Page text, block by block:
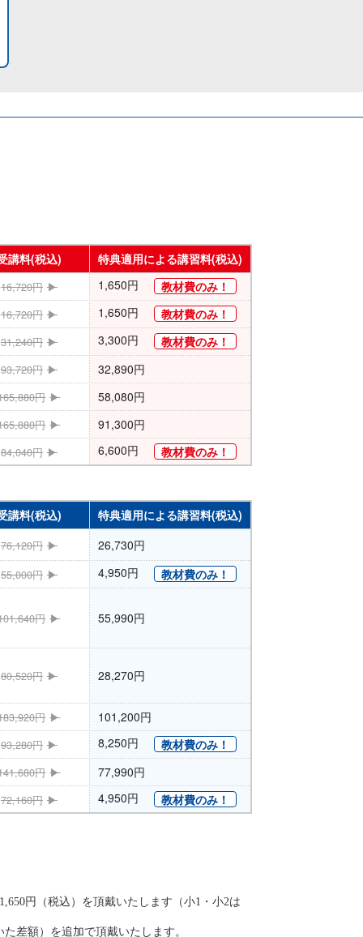
講料(税込)
特典適用による講習料(税込)
16,720円 1,650円
教材費のみ！
16,720円 1,650円
教材費のみ！
31,240円 3,300円
教材費のみ！
93,720円
32,890円
円 58,080円
円
91,300円
84,040円 6,600円 教材費のみ！
講料(税込) 特典適用による講習料(税込)
76,120円
26,730円
55,000円 4,950円 教材費のみ！
円
55,990円
80,520円
28,270円
円
101,200円
93,280円 8,250円 教材費のみ！
円
77,990円
72,160円 4,950円 教材費のみ！
円（税込）を頂戴いたします（小1・小2は
差額）を追加で頂戴いたします。